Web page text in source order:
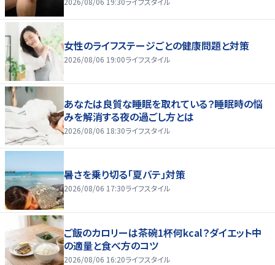
女性のライフステージごとの健康問題と対策
2026/08/06 19:00ライフスタイル
あなたは良質な睡眠を取れている？睡眠時の悩
みを解消する夜の過ごし方とは
2026/08/06 18:30ライフスタイル
暑さを乗り切る「夏バテ」対策
2026/08/06 17:30ライフスタイル
ご飯のカロリーは茶碗1杯何kcal？ダイエット中
の適量と食べ方のコツ
2026/08/06 16:20ライフスタイル